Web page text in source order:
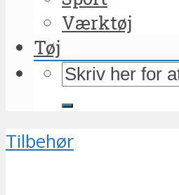
Værktøj
Tøj
Tilbehør